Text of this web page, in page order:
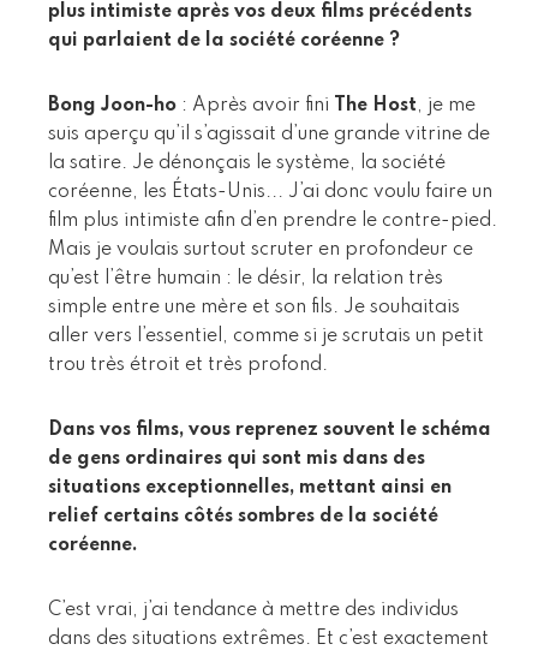
plus intimiste après vos deux films précédents
qui parlaient de la société coréenne ?
Bong Joon-ho : Après avoir fini The Host, je me
suis aperçu qu’il s’agissait d’une grande vitrine de
la satire. Je dénonçais le système, la société
coréenne, les États-Unis... J’ai donc voulu faire un
film plus intimiste afin d’en prendre le contre-pied.
Mais je voulais surtout scruter en profondeur ce
qu’est l’être humain : le désir, la relation très
simple entre une mère et son fils. Je souhaitais
aller vers l’essentiel, comme si je scrutais un petit
trou très étroit et très profond.
Dans vos films, vous reprenez souvent le schéma
de gens ordinaires qui sont mis dans des
situations exceptionnelles, mettant ainsi en
relief certains côtés sombres de la société
coréenne.
C’est vrai, j’ai tendance à mettre des individus
dans des situations extrêmes. Et c’est exactement